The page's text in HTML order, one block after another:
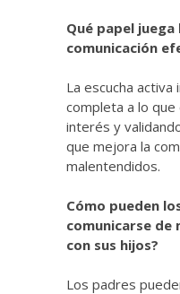
Qué papel
comunicación
La escucha
completa a lo
interés y
que mejora la
malentendidos.
Cómo pueden
comunicarse de
con sus hijos?
Los padres